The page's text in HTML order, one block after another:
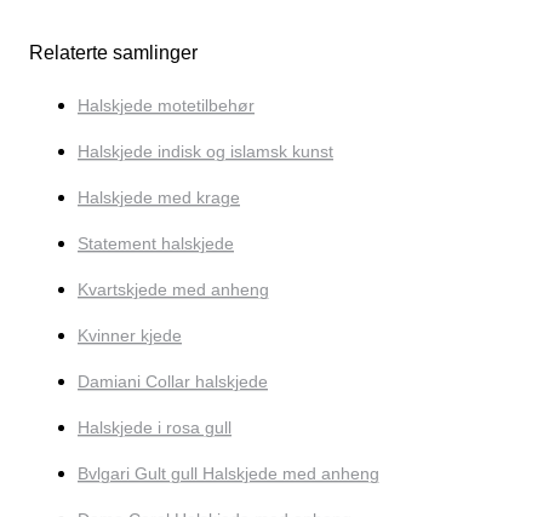
Relaterte samlinger
Halskjede motetilbehør
Halskjede indisk og islamsk kunst
Halskjede med krage
Statement halskjede
Kvartskjede med anheng
Kvinner kjede
Damiani Collar halskjede
Halskjede i rosa gull
Bvlgari Gult gull Halskjede med anheng